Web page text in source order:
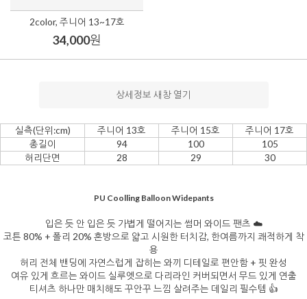
2color, 주니어 13~17호
34,000원
상세정보 새창 열기
실측(단위:cm) 주니어 13호 주니어 15호
주니어 17호
총길이
94 100
105
허리단면
28 29 30
PU Coolling Balloon Widepants
입은 듯 안 입은 듯 가볍게 떨어지는 썸머 와이드 팬츠 ☁️
코튼 80% + 폴리 20% 혼방으로 얇고 시원한 터치감, 한여름까지 쾌적하게 착
용
허리 전체 밴딩에 자연스럽게 잡히는 와끼 디테일로 편안함 + 핏 완성
여유 있게 흐르는 와이드 실루엣으로 다리라인 커버되면서 무드 있게 연출
티셔츠 하나만 매치해도 꾸안꾸 느낌 살려주는 데일리 필수템 👍